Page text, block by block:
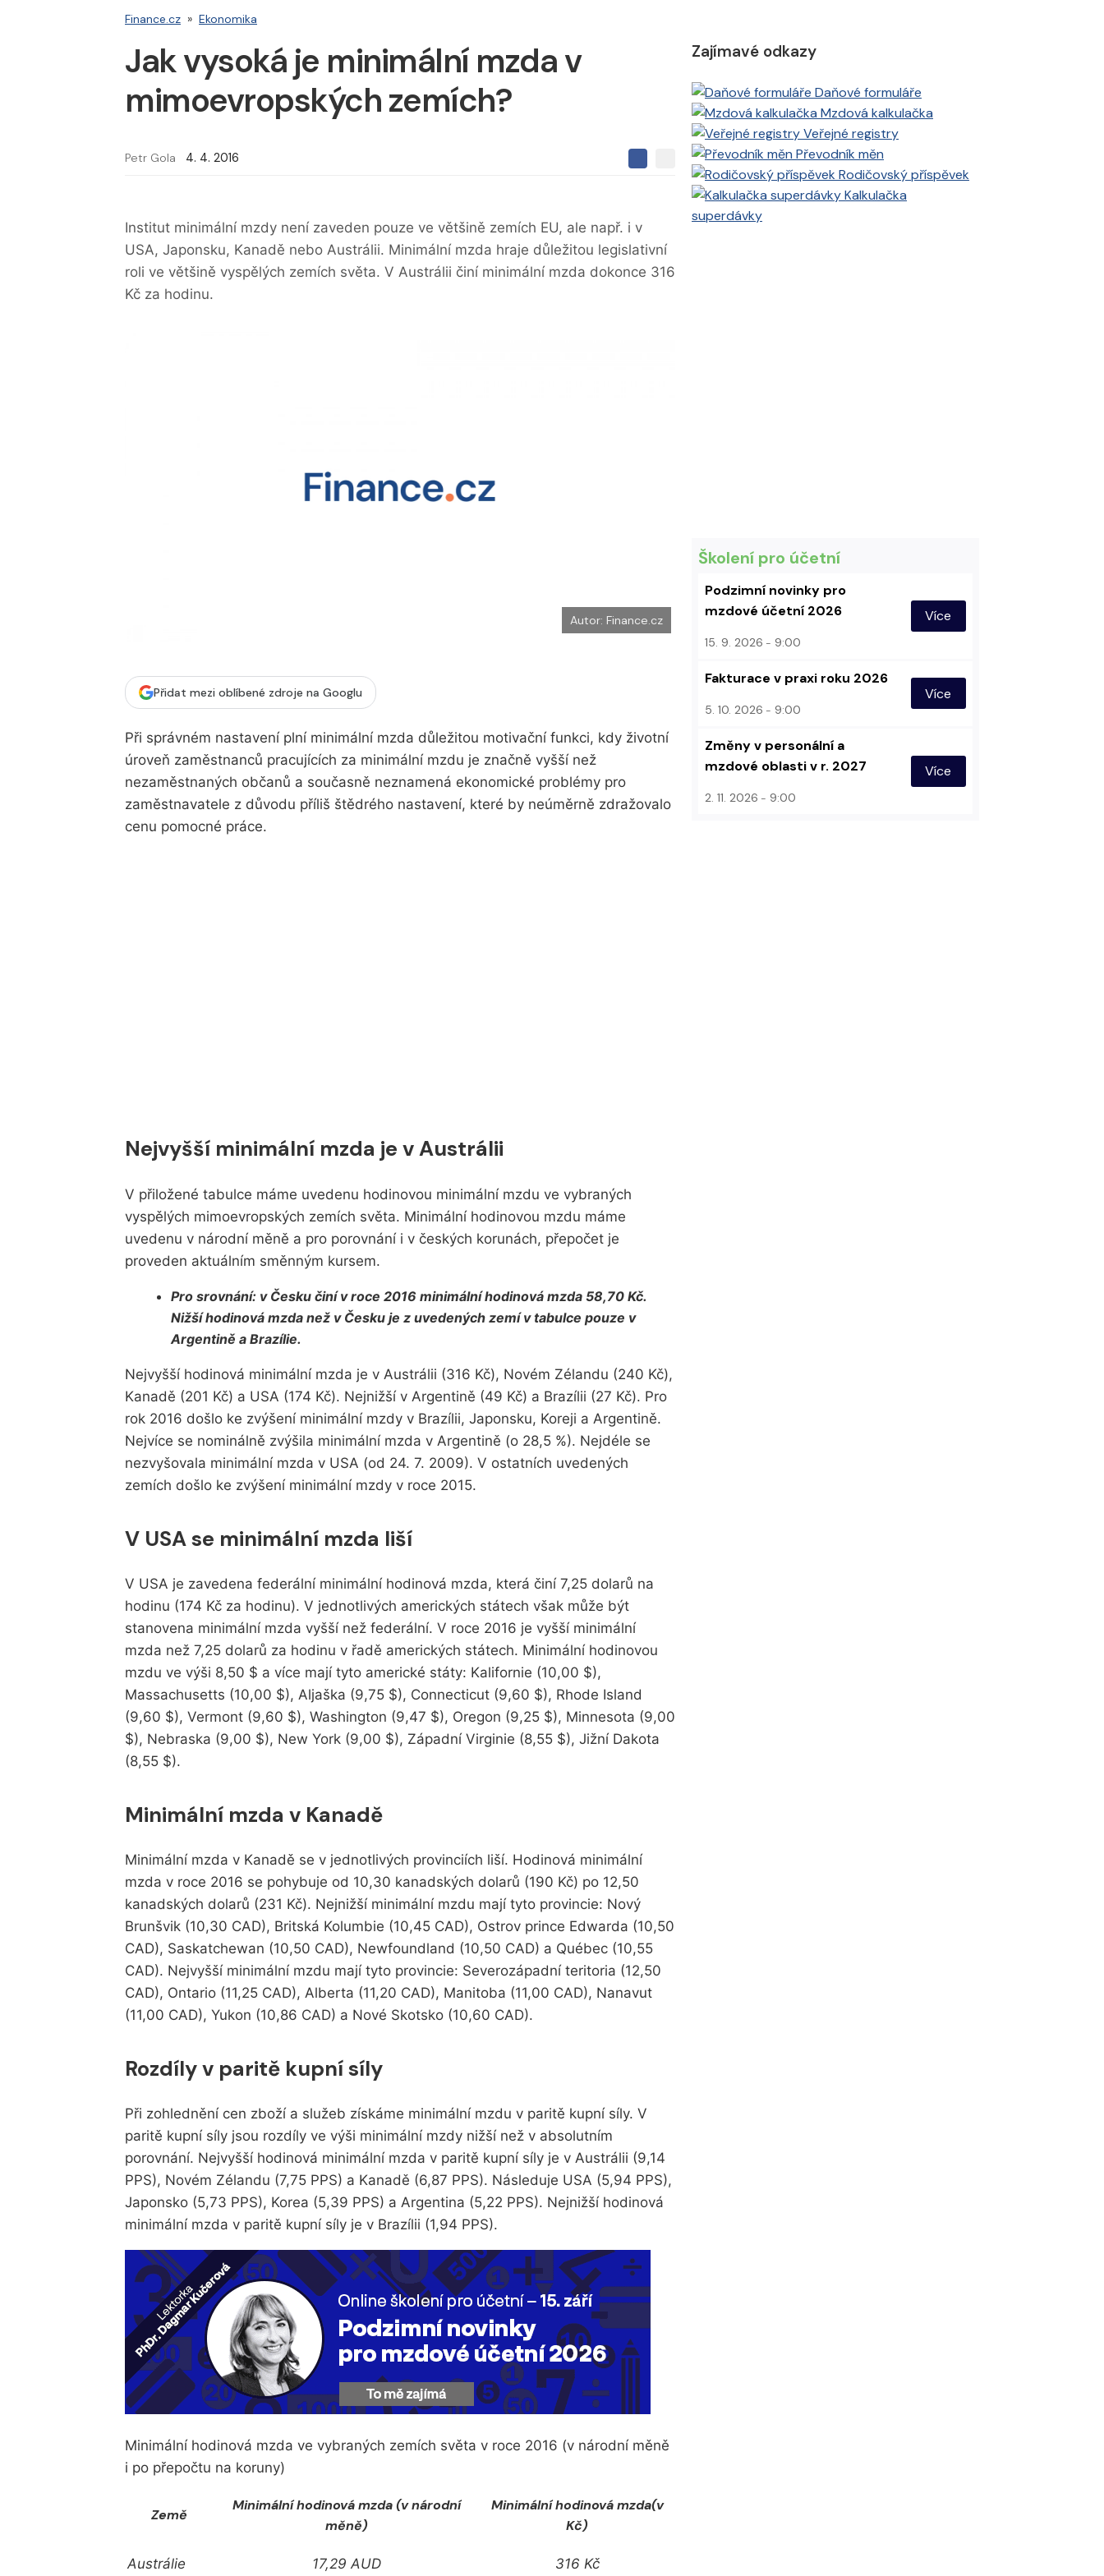
Finance.cz » Ekonomika
Jak vysoká je minimální mzda v
mimoevropských zemích?
Petr Gola 4. 4. 2016
S
l
e
t
S
j
e
n
a
t
n
Institut minimální mzdy není zaveden pouze ve většině zemích EU, ale např. i v
USA, Japonsku, Kanadě nebo Austrálii. Minimální mzda hraje důležitou legislativní
roli ve většině vyspělých zemích světa. V Austrálii činí minimální mzda dokonce 316
Kč za hodinu.
Autor: Finance.cz
Přidat mezi oblíbené zdroje na Googlu
Při správném nastavení plní minimální mzda důležitou motivační funkci, kdy životní
úroveň zaměstnanců pracujících za minimální mzdu je značně vyšší než
nezaměstnaných občanů a současně neznamená ekonomické problémy pro
zaměstnavatele z důvodu příliš štědrého nastavení, které by neúměrně zdražovalo
cenu pomocné práce.
Nejvyšší minimální mzda je v Austrálii
V přiložené tabulce máme uvedenu hodinovou minimální mzdu ve vybraných
vyspělých mimoevropských zemích světa. Minimální hodinovou mzdu máme
uvedenu v národní měně a pro porovnání i v českých korunách, přepočet je
proveden aktuálním směnným kursem.
Pro srovnání: v Česku činí v roce 2016 minimální hodinová mzda 58,70 Kč.
Nižší hodinová mzda než v Česku je z uvedených zemí v tabulce pouze v
Argentině a Brazílie.
Nejvyšší hodinová minimální mzda je v Austrálii (316 Kč), Novém Zélandu (240 Kč),
Kanadě (201 Kč) a USA (174 Kč). Nejnižší v Argentině (49 Kč) a Brazílii (27 Kč). Pro
rok 2016 došlo ke zvýšení minimální mzdy v Brazílii, Japonsku, Koreji a Argentině.
Nejvíce se nominálně zvýšila minimální mzda v Argentině (o 28,5 %). Nejdéle se
nezvyšovala minimální mzda v USA (od 24. 7. 2009). V ostatních uvedených
zemích došlo ke zvýšení minimální mzdy v roce 2015.
V USA se minimální mzda liší
V USA je zavedena federální minimální hodinová mzda, která činí 7,25 dolarů na
hodinu (174 Kč za hodinu). V jednotlivých amerických státech však může být
stanovena minimální mzda vyšší než federální. V roce 2016 je vyšší minimální
mzda než 7,25 dolarů za hodinu v řadě amerických státech. Minimální hodinovou
mzdu ve výši 8,50 $ a více mají tyto americké státy: Kalifornie (10,00 $),
Massachusetts (10,00 $), Aljaška (9,75 $), Connecticut (9,60 $), Rhode Island
(9,60 $), Vermont (9,60 $), Washington (9,47 $), Oregon (9,25 $), Minnesota (9,00
$), Nebraska (9,00 $), New York (9,00 $), Západní Virginie (8,55 $), Jižní Dakota
(8,55 $).
Minimální mzda v Kanadě
Minimální mzda v Kanadě se v jednotlivých provinciích liší. Hodinová minimální
mzda v roce 2016 se pohybuje od 10,30 kanadských dolarů (190 Kč) po 12,50
kanadských dolarů (231 Kč). Nejnižší minimální mzdu mají tyto provincie: Nový
Brunšvik (10,30 CAD), Britská Kolumbie (10,45 CAD), Ostrov prince Edwarda (10,50
CAD), Saskatchewan (10,50 CAD), Newfoundland (10,50 CAD) a Québec (10,55
CAD). Nejvyšší minimální mzdu mají tyto provincie: Severozápadní teritoria (12,50
CAD), Ontario (11,25 CAD), Alberta (11,20 CAD), Manitoba (11,00 CAD), Nanavut
(11,00 CAD), Yukon (10,86 CAD) a Nové Skotsko (10,60 CAD).
Rozdíly v paritě kupní síly
Při zohlednění cen zboží a služeb získáme minimální mzdu v paritě kupní síly. V
paritě kupní síly jsou rozdíly ve výši minimální mzdy nižší než v absolutním
porovnání. Nejvyšší hodinová minimální mzda v paritě kupní síly je v Austrálii (9,14
PPS), Novém Zélandu (7,75 PPS) a Kanadě (6,87 PPS). Následuje USA (5,94 PPS),
Japonsko (5,73 PPS), Korea (5,39 PPS) a Argentina (5,22 PPS). Nejnižší hodinová
minimální mzda v paritě kupní síly je v Brazílii (1,94 PPS).
Minimální hodinová mzda ve vybraných zemích světa v roce 2016 (v národní měně
i po přepočtu na koruny)
Země
Minimální hodinová mzda (v národní
měně)
Minimální hodinová mzda(v
Kč)
Austrálie 17,29 AUD 316 Kč
Zajímavé odkazy
Daňové formuláře
Mzdová kalkulačka
Veřejné registry
Převodník měn
Rodičovský příspěvek
Kalkulačka
superdávky
Školení pro účetní
Podzimní novinky pro
mzdové účetní 2026
15. 9. 2026 9:00
Více
Fakturace v praxi roku 2026
5. 10. 2026 9:00
Více
Změny v personální a
mzdové oblasti v r. 2027
2. 11. 2026 9:00
Více